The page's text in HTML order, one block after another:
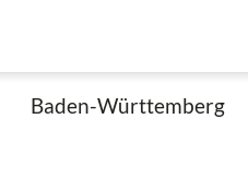
Baden-Württemberg